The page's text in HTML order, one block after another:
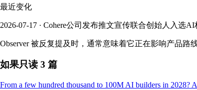
最近变化
2026-07-17 · Cohere公司发布推文宣传联合创始人入选
Observer 被反复提及时，通常意味着它正在影响产品
如果只读 3 篇
From a few hundred thousand to 100M AI builders in 2028?